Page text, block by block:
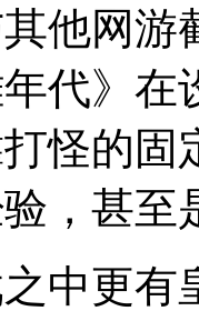
网游
代》在
怪的
，甚至
更有